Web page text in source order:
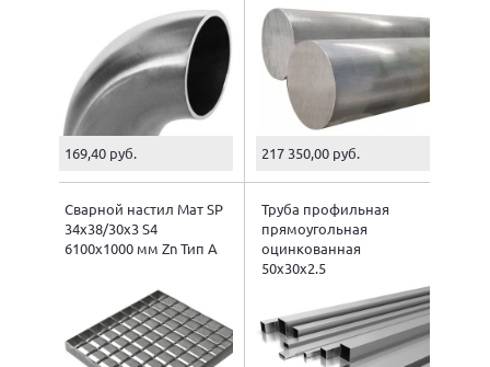
169,40 руб. 217 350,00 руб.
Сварной настил Мат SP
34х38/30х3 S4
6100х1000 мм Zn Тип А
Труба профильная
прямоугольная
оцинкованная
50х30х2.5